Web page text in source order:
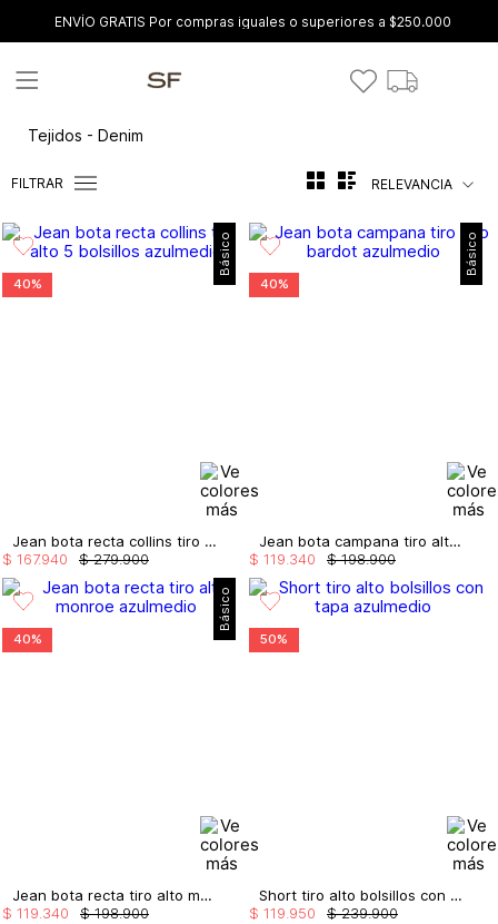
ENVÍO GRATIS Por compras iguales o superiores a $250.000
Tejidos - Denim
FILTRAR RELEVANCIA
Básico
40%
Jean bota recta collins tiro alto 5 bolsillos
$ 279.900
$ 167.940
Básico
40%
Jean bota campana tiro alto bardot
$ 198.900
$ 119 340
Básico
40%
Jean bota recta tiro alto monroe
$ 198.900
$ 119.340
50%
Short tiro alto bolsillos con tapa
$ 239.900
$ 119.950